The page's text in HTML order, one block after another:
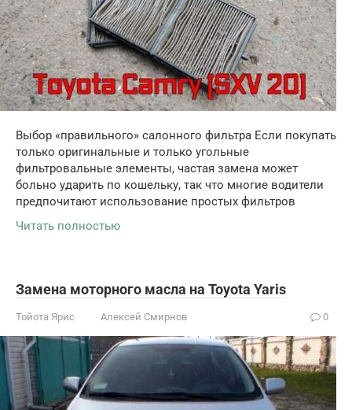
Выбор «правильного» салонного фильтра Если покупать
только оригинальные и только угольные
фильтровальные элементы, частая замена может
больно ударить по кошельку, так что многие водители
предпочитают использование простых фильтров
Читать полностью
Замена моторного масла на Toyota Yaris
Тойота Ярис Алексей Смирнов 0